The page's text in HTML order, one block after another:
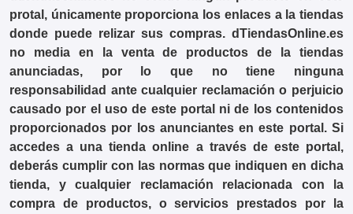
protal, únicamente proporciona los enlaces a la tiendas
donde puede relizar sus compras. dTiendasOnline.es
no media en la venta de productos de la tiendas
anunciadas, por lo que no tiene ninguna
responsabilidad ante cualquier reclamación o perjuicio
causado por el uso de este portal ni de los contenidos
proporcionados por los anunciantes en este portal. Si
accedes a una tienda online a través de este portal,
deberás cumplir con las normas que indiquen en dicha
tienda, y cualquier reclamación relacionada con la
compra de productos, o servicios prestados por la